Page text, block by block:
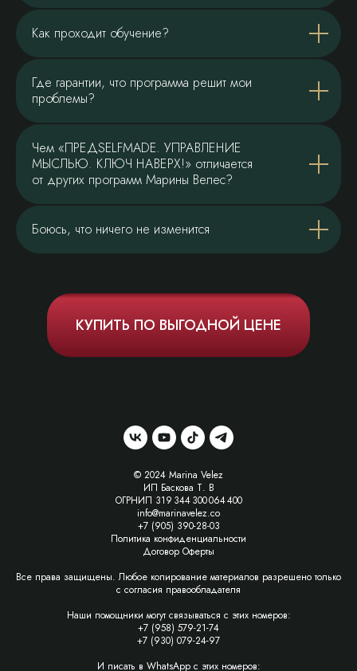
Как проходит обучение?
Где гарантии, что программа решит мои
проблемы?
Чем «ПРЕДSELFMADE. УПРАВЛЕНИЕ
МЫСЛЬЮ. КЛЮЧ НАВЕРХ!» отличается
от других программ Марины Велес?
Боюсь, что ничего не изменится
КУПИТЬ ПО ВЫГОДНОЙ ЦЕНЕ
© 2024 Marina Velez
ИП Баскова Т. В
ОГРНИП 319 344 300 064 400
info@marinavelez.co
+7 (905) 390-28-03
Политика конфиденциальности
Договор Оферты
Все права защищены. Любое копирование материалов разрешено только
с согласия правообладателя
Наши помощники могут связываться с этих номеров:
+7 (958) 579-21-74
+7 (930) 079-24-97
И писать в WhatsApp с этих номеров: